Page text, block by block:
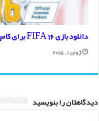
دانلود بازی FIFA 16 برای کامپیوتر
ژوئن 1, 2015
دیدگاهتان را بنویسید